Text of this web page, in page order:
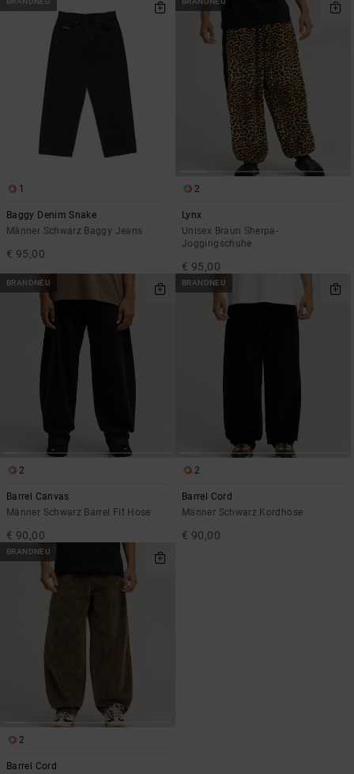
1
Baggy Denim Snake
Männer Schwarz Baggy Jeans
€ 95,00
2
Lynx
Unisex Braun Sherpa-
Joggingschuhe
€ 95,00
BRANDNEU
2
Barrel Canvas
Männer Schwarz Barrel Fit Hose
€ 90,00
BRANDNEU
2
Barrel Cord
Männer Schwarz Kordhose
€ 90,00
BRANDNEU
2
Barrel Cord